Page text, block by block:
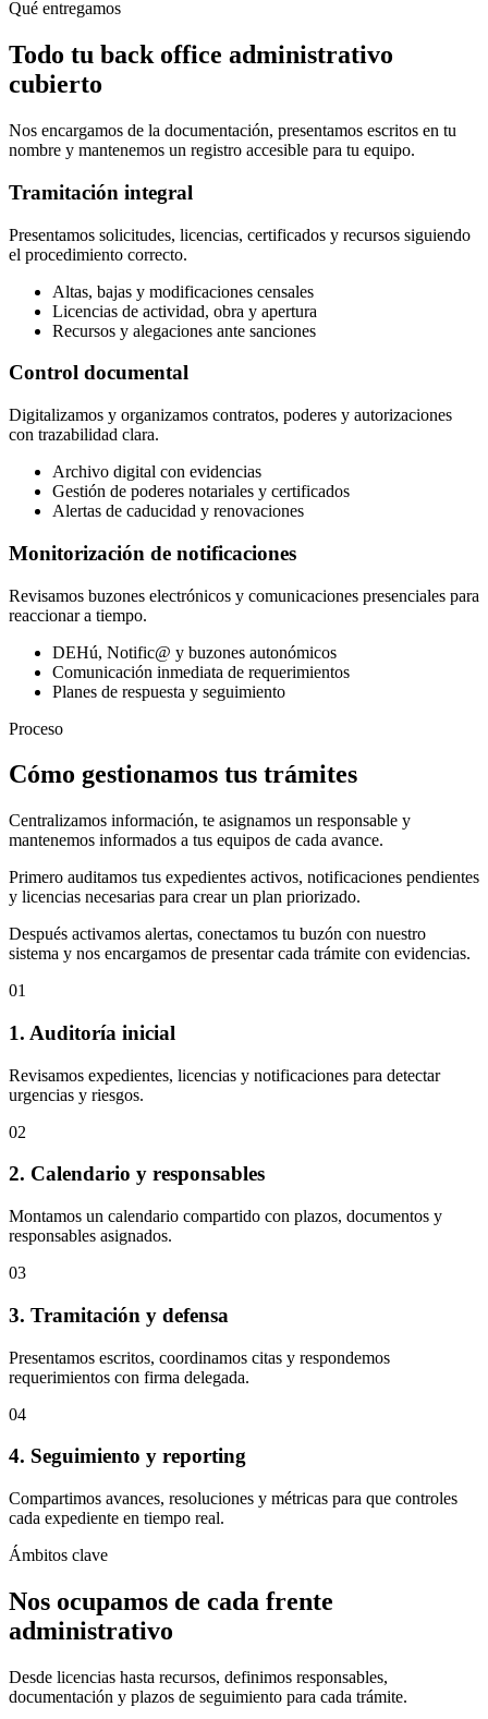
Qué entregamos
Todo tu back office administrativo
cubierto
Nos encargamos de la documentación, presentamos escritos en tu
nombre y mantenemos un registro accesible para tu equipo.
Tramitación integral
Presentamos solicitudes, licencias, certificados y recursos siguiendo
el procedimiento correcto.
Altas, bajas y modificaciones censales
Licencias de actividad, obra y apertura
Recursos y alegaciones ante sanciones
Control documental
Digitalizamos y organizamos contratos, poderes y autorizaciones
con trazabilidad clara.
Archivo digital con evidencias
Gestión de poderes notariales y certificados
Alertas de caducidad y renovaciones
Monitorización de notificaciones
Revisamos buzones electrónicos y comunicaciones presenciales para
reaccionar a tiempo.
DEHú, Notific@ y buzones autonómicos
Comunicación inmediata de requerimientos
Planes de respuesta y seguimiento
Proceso
Cómo gestionamos tus trámites
Centralizamos información, te asignamos un responsable y
mantenemos informados a tus equipos de cada avance.
Primero auditamos tus expedientes activos, notificaciones pendientes
y licencias necesarias para crear un plan priorizado.
Después activamos alertas, conectamos tu buzón con nuestro
sistema y nos encargamos de presentar cada trámite con evidencias.
01
1. Auditoría inicial
Revisamos expedientes, licencias y notificaciones para detectar
urgencias y riesgos.
02
2. Calendario y responsables
Montamos un calendario compartido con plazos, documentos y
responsables asignados.
03
3. Tramitación y defensa
Presentamos escritos, coordinamos citas y respondemos
requerimientos con firma delegada.
04
4. Seguimiento y reporting
Compartimos avances, resoluciones y métricas para que controles
cada expediente en tiempo real.
Ámbitos clave
Nos ocupamos de cada frente
administrativo
Desde licencias hasta recursos, definimos responsables,
documentación y plazos de seguimiento para cada trámite.